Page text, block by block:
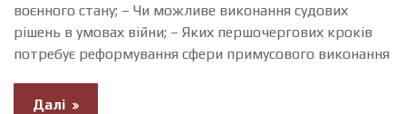
воєнного стану; – Чи можливе виконання судових
рішень в умовах війни; – Яких першочергових кроків
потребує реформування сфери примусового виконання
Далі